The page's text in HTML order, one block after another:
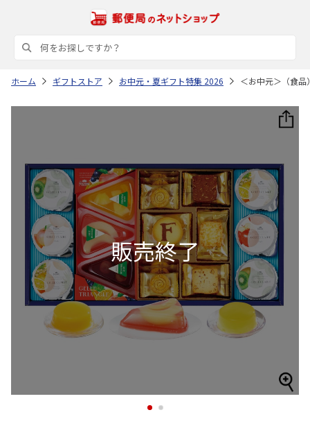
ホーム ギフトストア お中元・夏ギフト特集 2026 ＜お中元＞（食
1 2